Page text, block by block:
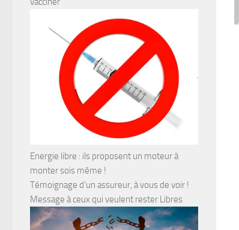
Energie libre : ils proposent un moteur à
monter sois même !
Témoignage d’un assureur, à vous de voir !
Message à ceux qui veulent rester Libres